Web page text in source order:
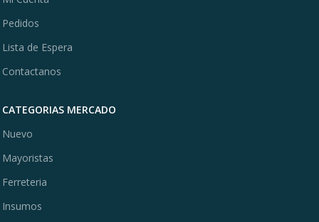
Pedidos
Lista de Espera
Contactanos
CATEGORIAS MERCADO
Nuevo
Mayoristas
Ferreteria
Insumos